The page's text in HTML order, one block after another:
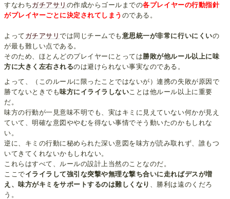
すなわちガチアサリ の作成からゴールまでの各プレイヤーの行動指針
がプレイヤーごとに決定されてしまう のである。
よって ガチアサリでは同じチームでも 意思統一が非常に行いにくいの
が最も難しい点である。
そのため、ほとんどのプレイヤーにとっては勝敗が他ルール以上に味
方に大きく左右されるのは避けられない事実なのである。
よって、（このルールに限ったことではないが）連携の失敗が原因で
勝てないときでも 味方にイライラしない ことは他ルール以上に重要
だ。
味方の行動が一見意味不明でも、実はキミに見えていない何かが見え
ていて、明確な意図ややむを得ない事情でそう動いたのかもしれな
い。
逆に、キミの行動に秘められた深い意図を味方が読み取れず、誰もつ
いてきてくれないかもしれない。
これらはすべて、ルールの設計上当然のことなのだ。
ここでイライラして強引な突撃や無理な撃ち合いに走ればデスが増
え、味方がキミをサポートするのは難しくなり
、勝利は遠のくだろ
う。